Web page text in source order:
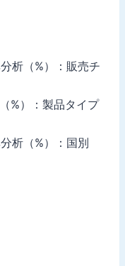
析（%）：販売チ
%）：製品タイプ
析（%）：国別